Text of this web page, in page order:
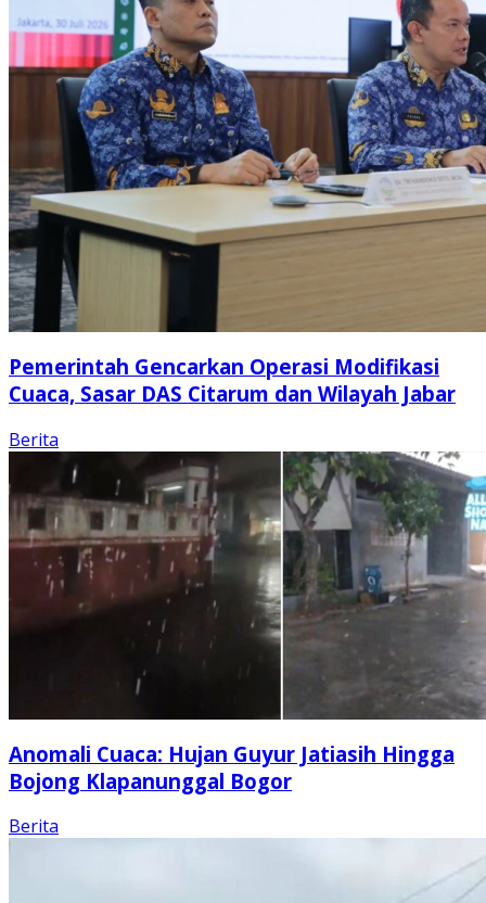
Pemerintah Gencarkan Operasi Modifikasi
Cuaca, Sasar DAS Citarum dan Wilayah Jabar
Berita
Anomali Cuaca: Hujan Guyur Jatiasih Hingga
Bojong Klapanunggal Bogor
Berita